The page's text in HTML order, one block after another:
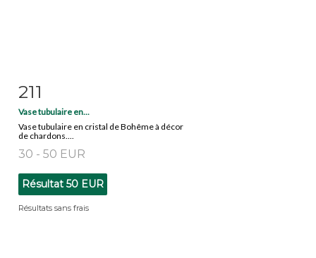
Fiche détaillée
211
Vase tubulaire en...
Vase tubulaire en cristal de Bohême à décor
de chardons....
30 - 50 EUR
Résultat 50 EUR
Résultats sans frais